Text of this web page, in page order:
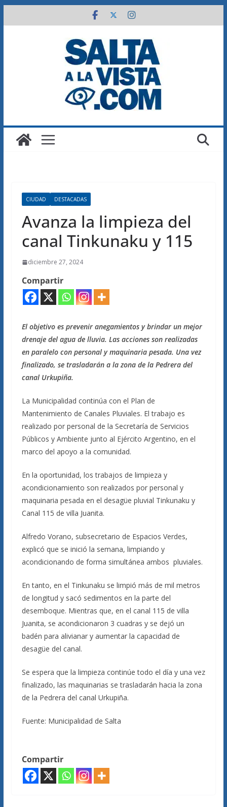
al
CIUDAD DESTACADAS
Avanza la limpieza del
canal Tinkunaku y 115
diciembre 27, 2024
Compartir
El objetivo es prevenir anegamientos y brindar un mejor
drenaje del agua de lluvia. Las acciones son realizadas
en paralelo con personal y maquinaria pesada. Una vez
finalizado, se trasladarán a la zona de la Pedrera del
canal Urkupiña.
La Municipalidad continúa con el Plan de
Mantenimiento de Canales Pluviales. El trabajo es
realizado por personal de la Secretaría de Servicios
Públicos y Ambiente junto al Ejército Argentino, en el
marco del apoyo a la comunidad.
En la oportunidad, los trabajos de limpieza y
acondicionamiento son realizados por personal y
maquinaria pesada en el desagüe pluvial Tinkunaku y
Canal 115 de villa Juanita.
Alfredo Vorano, subsecretario de Espacios Verdes,
explicó que se inició la semana, limpiando y
acondicionando de forma simultánea ambos pluviales.
En tanto, en el Tinkunaku se limpió más de mil metros
de longitud y sacó sedimentos en la parte del
desemboque. Mientras que, en el canal 115 de villa
Juanita, se acondicionaron 3 cuadras y se dejó un
badén para alivianar y aumentar la capacidad de
desagüe del canal.
Se espera que la limpieza continúe todo el día y una vez
finalizado, las maquinarias se trasladarán hacia la zona
de la Pedrera del canal Urkupiña.
Fuente: Municipalidad de Salta
Compartir